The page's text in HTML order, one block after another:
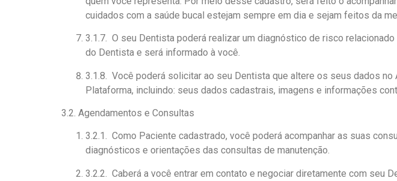
cuidados com a saúde bucal estejam sempre em dia e sejam feitos da
3.1.7. O seu Dentista poderá realizar um diagnóstico de risco
do Dentista e será informado à você.
3.1.8. Você poderá solicitar ao seu Dentista que altere os seus dados
Plataforma, incluindo: seus dados cadastrais, imagens e informações
3.2. Agendamentos e Consultas
3.2.1. Como Paciente cadastrado, você poderá acompanhar as suas
diagnósticos e orientações das consultas de manutenção.
3.2.2. Caberá a você entrar em contato e negociar diretamente com seu